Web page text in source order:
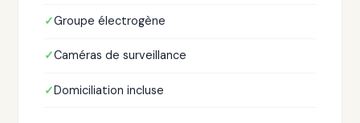
Groupe électrogène
Caméras de surveillance
Domiciliation incluse